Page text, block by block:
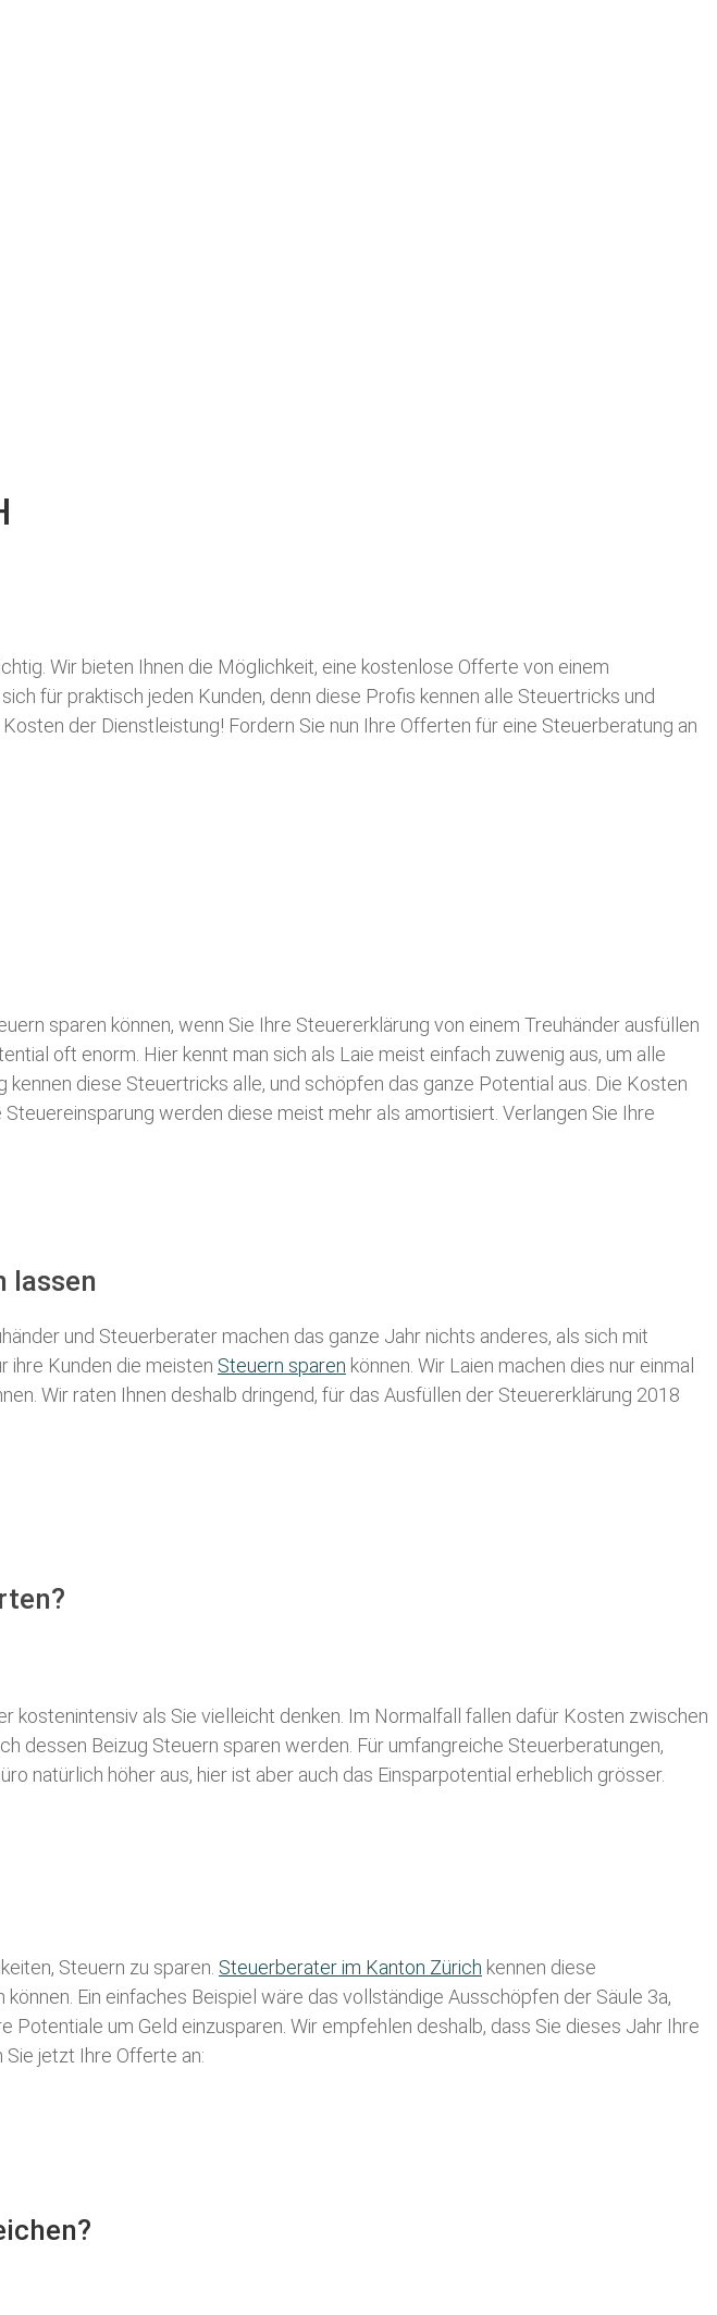
Wir bieten Ihnen die Möglichkeit, eine kostenlose Offerte von einem
sich für praktisch jeden Kunden, denn diese Profis kennen alle Steuertricks und
der Dienstleistung! Fordern Sie nun Ihre Offerten für eine Steuerberatung an
sparen können, wenn Sie Ihre Steuererklärung von einem Treuhänder ausfüllen
oft enorm. Hier kennt man sich als Laie meist einfach zuwenig aus, um alle
kennen diese Steuertricks alle, und schöpfen das ganze Potential aus. Die Kosten
werden diese meist mehr als amortisiert. Verlangen Sie Ihre
lassen
und Steuerberater machen das ganze Jahr nichts anderes, als sich mit
ihre Kunden die meisten Steuern sparen können. Wir Laien machen dies nur einmal
Wir raten Ihnen deshalb dringend, für das Ausfüllen der Steuererklärung 2018
kostenintensiv als Sie vielleicht denken. Im Normalfall fallen dafür Kosten zwischen
dessen Beizug Steuern sparen werden. Für umfangreiche Steuerberatungen,
natürlich höher aus, hier ist aber auch das Einsparpotential erheblich grösser.
Steuern zu sparen. Steuerberater im K anton Zürich kennen diese
Ein einfaches Beispiel wäre das vollständige Ausschöpfen der Säule 3a,
um Geld einzusparen. Wir empfehlen deshalb, dass Sie dieses Jahr Ihre
jetzt Ihre Offerte an: